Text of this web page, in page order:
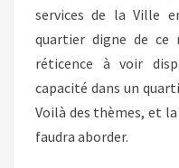
services de la Ville
quartier digne de
réticence à voir
capacité dans un
Voilà des thèmes, et
faudra aborder.